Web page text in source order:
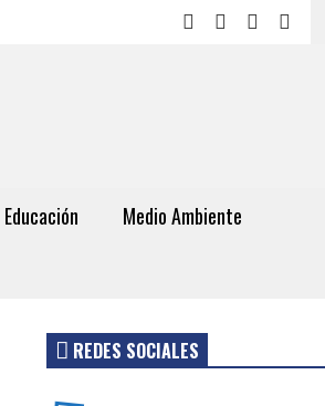
Educación
Medio Ambiente
REDES SOCIALES